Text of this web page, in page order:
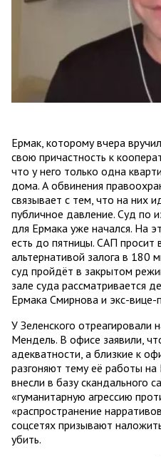
Ермак, которому вчера
свою причастность к
что у него только одна
дома. А обвинения
связывает с тем, что на них
публичное давление. Суд по
для Ермака уже начался. На
есть до пятницы. САП просит
альтернативой залога в 180
суд пройдёт в закрытом
зале суда рассматривается
Ермака Смирнова и экс-
У Зеленского
Мендель. В офисе заявили,
адекватности, а близкие к
разгоняют тему её работы
внесли в базу скандального
«гуманитарную агрессию
«распространение
соцсетях призывают
убить.